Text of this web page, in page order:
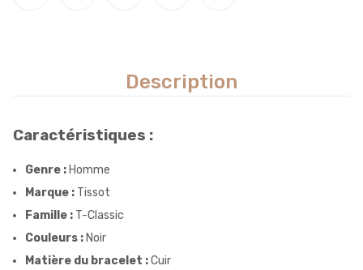
Description
Caractéristiques :
Genre : Homme
Marque : Tissot
Famille : T-Classic
Couleurs : Noir
Matière du bracelet :Cuir